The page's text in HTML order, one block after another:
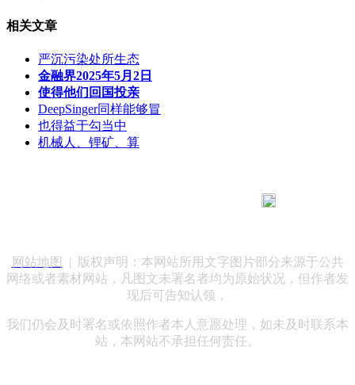
相关文章
严沉污染处所生态
金融界2025年5月2日
使得他们回国投亲
DeepSinger同样能够冒
也得益于勾当中
机械人、锂矿、算
网站地图
| 版权声明：本网站所用文字图片部分来源于公共
网络或者素材网站，凡图文未署名者均为原始状况，但作者发
现后可告知认领，
我们仍会及时署名或依照作者本人意愿处理，如未及时联系本
站，本网站不承担任何责任。